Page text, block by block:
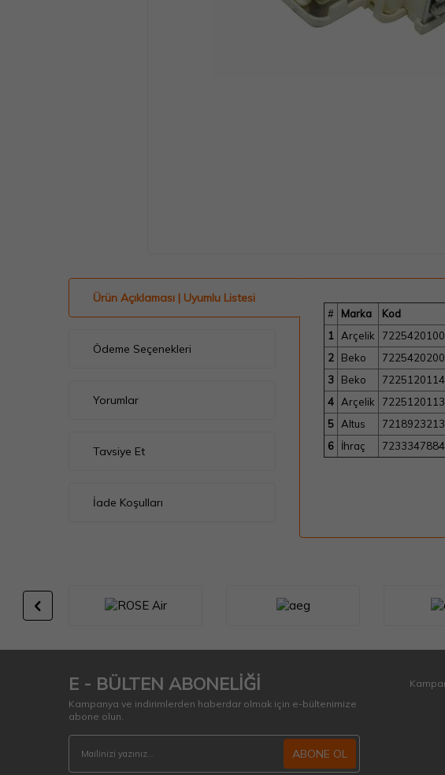
Ürün Açıklaması | Uyumlu Listesi
Ödeme Seçenekleri
Yorumlar
Tavsiye Et
İade Koşulları
# Marka Kod
1
Arçelik 7225420100
2
Beko 7225420200
3
Beko 7225120114
4
Arçelik 7225120113
5
Altus 7218923213
6
İhraç 7233347884
E - BÜLTEN ABONELİĞİ
Kampanya ve indirimlerden haberdar olmak için e-bültenimize
abone olun.
ABONE OL